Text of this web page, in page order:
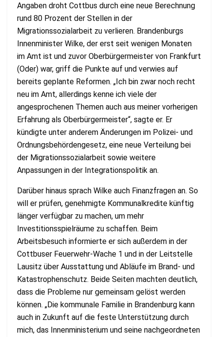
Angaben droht Cottbus durch eine neue Berechnung
rund 80 Prozent der Stellen in der
Migrationssozialarbeit zu verlieren. Brandenburgs
Innenminister Wilke, der erst seit wenigen Monaten
im Amt ist und zuvor Oberbürgermeister von Frankfurt
(Oder) war, griff die Punkte auf und verwies auf
bereits geplante Reformen. „Ich bin zwar noch recht
neu im Amt, allerdings kenne ich viele der
angesprochenen Themen auch aus meiner vorherigen
Erfahrung als Oberbürgermeister“, sagte er. Er
kündigte unter anderem Änderungen im Polizei- und
Ordnungsbehördengesetz, eine neue Verteilung bei
der Migrationssozialarbeit sowie weitere
Anpassungen in der Integrationspolitik an.
Darüber hinaus sprach Wilke auch Finanzfragen an. So
will er prüfen, genehmigte Kommunalkredite künftig
länger verfügbar zu machen, um mehr
Investitionsspielräume zu schaffen. Beim
Arbeitsbesuch informierte er sich außerdem in der
Cottbuser Feuerwehr-Wache 1 und in der Leitstelle
Lausitz über Ausstattung und Abläufe im Brand- und
Katastrophenschutz. Beide Seiten machten deutlich,
dass die Probleme nur gemeinsam gelöst werden
können. „Die kommunale Familie in Brandenburg kann
auch in Zukunft auf die feste Unterstützung durch
mich, das Innenministerium und seine nachgeordneten